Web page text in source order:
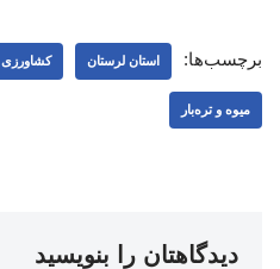
برچسب‌ها: استان لرستان کشاورزی
میوه و تره‌بار
دیدگاهتان را بنویسید